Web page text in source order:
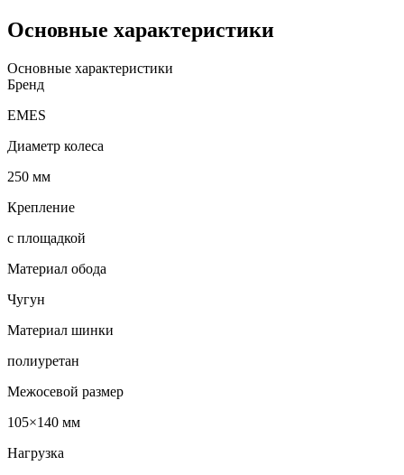
Основные характеристики
Основные характеристики
Бренд
EMES
Диаметр колеса
250 мм
Крепление
с площадкой
Материал обода
Чугун
Материал шинки
полиуретан
Межосевой размер
105×140 мм
Нагрузка